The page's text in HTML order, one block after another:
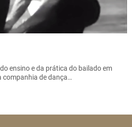
ensino e da prática do bailado em
companhia de dança…